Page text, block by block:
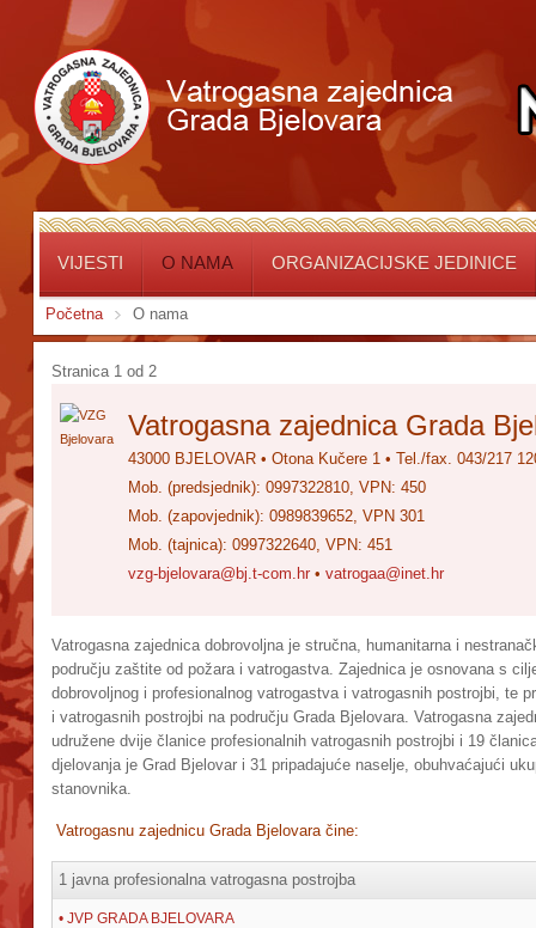
VIJESTI O NAMA ORGANIZACIJSKE JEDINICE
Početna O nama
Stranica 1 od 2
Vatrogasna zajednica Grada
43000 BJELOVAR • Otona Kučere 1 • Tel./fax. 043/217
Mob. (predsjednik): 0997322810, VPN: 450
Mob. (zapovjednik): 0989839652, VPN 301
Mob. (tajnica): 0997322640, VPN: 451
vzg-bjelovara@bj.t-com.hr • vatrogaa@inet.hr
Vatrogasna zajednica dobrovoljna je stručna, humanitarna i
području zaštite od požara i vatrogastva. Zajednica je osnovana s
dobrovoljnog i profesionalnog vatrogastva i vatrogasnih postrojbi, te
i vatrogasnih postrojbi na području Grada Bjelovara. Vatrogasna
udružene dvije članice profesionalnih vatrogasnih postrojbi i 19
djelovanja je Grad Bjelovar i 31 pripadajuće naselje, obuhvaćajući
stanovnika.
Vatrogasnu zajednicu Grada Bjelovara čine:
1 javna profesionalna vatrogasna postrojba
• JVP GRADA BJELOVARA